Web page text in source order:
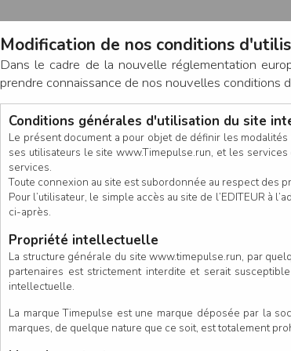
PUCE ACTIVE NOS SERVICES
Modification de nos conditions
Dans le cadre de la nouvelle réglementation
prendre connaissance de nos nouvelles
Conditions générales d'utilisation du site
Le présent document a pour objet de définir les
ses utilisateurs le site www.Timepulse.run, et les
services.
Toute connexion au site est subordonnée au respect des
Pour l’utilisateur, le simple accès au site de l’EDITEUR à
ci-après.
Propriété intellectuelle
La structure générale du site www.timepulse.run, par
partenaires est strictement interdite et serait
intellectuelle.
La marque Timepulse est une marque déposée par la
marques, de quelque nature que ce soit, est totalement